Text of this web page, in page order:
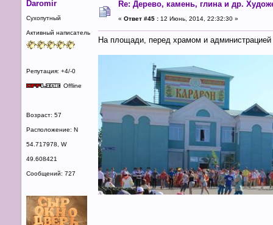
Daromir
Сухопутный
Активный написатель
Репутация: +4/-0
Offline
Возраст: 57
Расположение: N
54.717978, W
49.608421
Сообщений: 727
Re: Дерево, камень, глина и др.
« Ответ #45 : 12 Июнь, 2014, 22:32:30 »
На площади, перед храмом и администрацией